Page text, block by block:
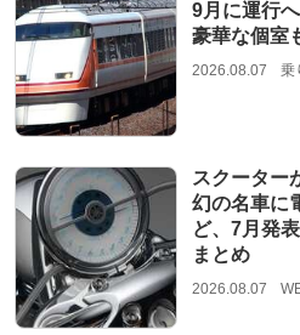
9月に運行
豪華な個室
2026.08.07 乗
スクーター
幻の名車に
ど、7月発
まとめ
2026.08.07